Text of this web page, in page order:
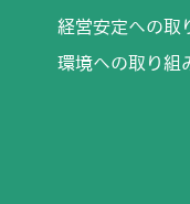
経営安定への取
環境への取り組